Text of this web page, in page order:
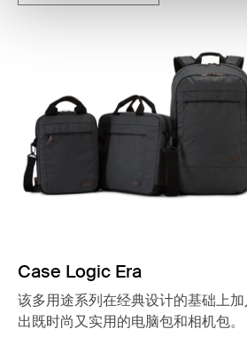
Case Logic Era
该多用途系列在经典设计的基础上
出既时尚又实用的电脑包和相机包。